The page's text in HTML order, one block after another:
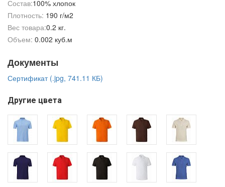
Состав:100% хлопок
Плотность: 190 г/м2
Вес товара:0.2 кг.
Объем: 0.002 куб.м
Документы
Сертификат (.jpg, 741.11 КБ)
Другие цвета